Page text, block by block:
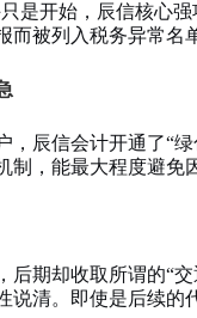
是开始，辰信核心强
而被列入税务异常名
，辰信会计开通了“
制，能最大程度避免
后期却收取所谓的“
说清。即使是后续的